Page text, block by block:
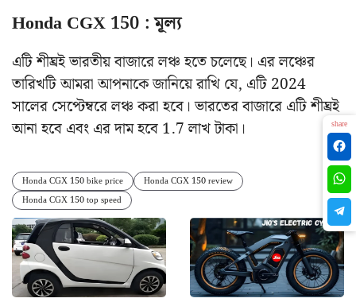
Honda CGX 150 : মূল্য
এটি শীঘ্রই ভারতীয় বাজারে লঞ্চ হতে চলেছে। এর লঞ্চের
তারিখটি আমরা আপনাকে জানিয়ে রাখি যে, এটি 2024
সালের সেপ্টেম্বরে লঞ্চ করা হবে। ভারতের বাজারে এটি শীঘ্রই
আনা হবে এবং এর দাম হবে 1.7 লাখ টাকা।
Honda CGX 150 bike price
Honda CGX 150 review
Honda CGX 150 top speed
share